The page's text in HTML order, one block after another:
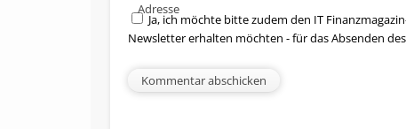
Adresse
Ja, ich möchte bitte zudem den IT
Newsletter erhalten möchten - für das Absenden